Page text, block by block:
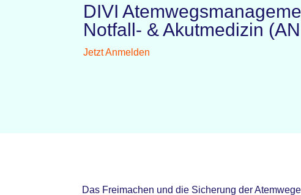
DIVI
Notfall- & Akutmedizin
Jetzt Anmelden
Das Freimachen und die Sicherung der